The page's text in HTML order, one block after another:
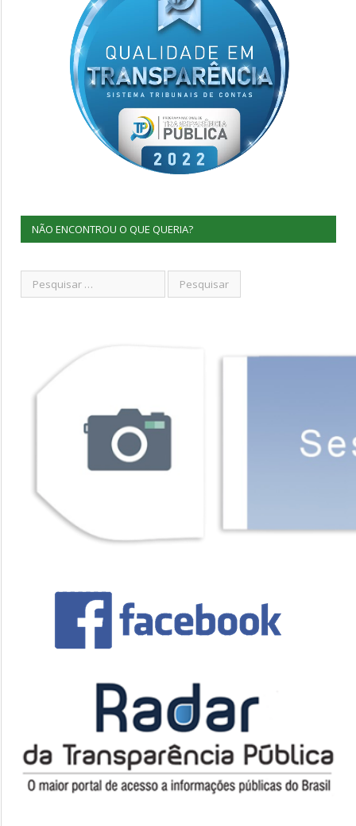
NÃO ENCONTROU O QUE QUERIA?